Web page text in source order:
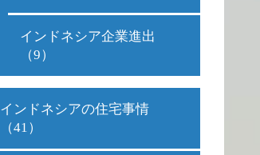
インドネシア企業進出
（9）
インドネシアの住宅事情
（41）